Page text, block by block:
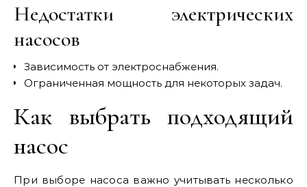
Недостатки электрических
насосов
Зависимость от электроснабжения.
Ограниченная мощность для некоторых задач.
Как выбрать подходящий
насос
При выборе насоса важно учитывать несколько